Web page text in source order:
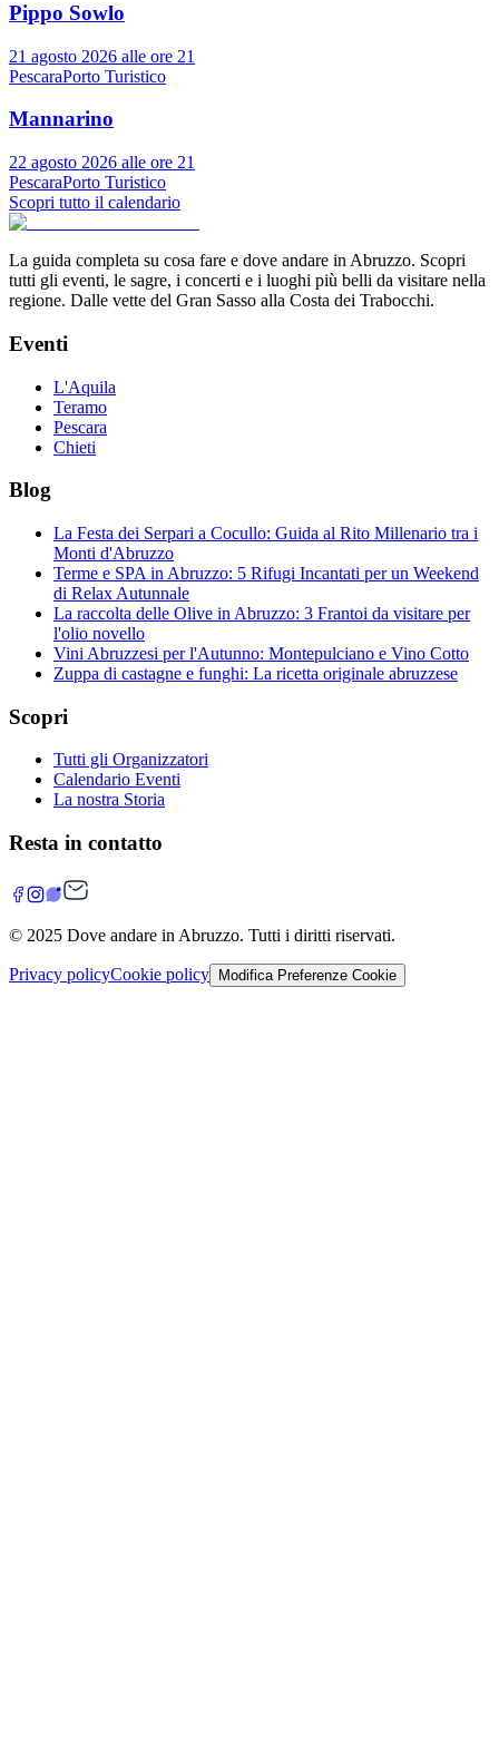
Pippo Sowlo
21 agosto 2026 alle ore 21
PescaraPorto Turistico
Mannarino
22 agosto 2026 alle ore 21
PescaraPorto Turistico
Scopri tutto il calendario
La guida completa su cosa fare e dove andare in Abruzzo. Scopri
tutti gli eventi, le sagre, i concerti e i luoghi più belli da visitare nella
regione. Dalle vette del Gran Sasso alla Costa dei Trabocchi.
Eventi
L'Aquila
Teramo
Pescara
Chieti
Blog
La Festa dei Serpari a Cocullo: Guida al Rito Millenario tra i
Monti d'Abruzzo
Terme e SPA in Abruzzo: 5 Rifugi Incantati per un Weekend
di Relax Autunnale
La raccolta delle Olive in Abruzzo: 3 Frantoi da visitare per
l'olio novello
Vini Abruzzesi per l'Autunno: Montepulciano e Vino Cotto
Zuppa di castagne e funghi: La ricetta originale abruzzese
Scopri
Tutti gli Organizzatori
Calendario Eventi
La nostra Storia
Resta in contatto
© 2025 Dove andare in Abruzzo. Tutti i diritti riservati.
Privacy policyCookie policy Modifica Preferenze Cookie